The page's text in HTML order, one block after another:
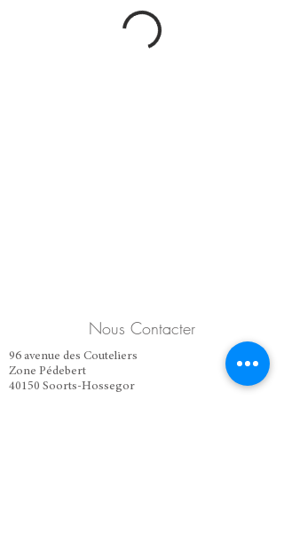
Nous Contacter
96 avenue des Couteliers
Zone Pédebert
40150 Soorts-Hossegor